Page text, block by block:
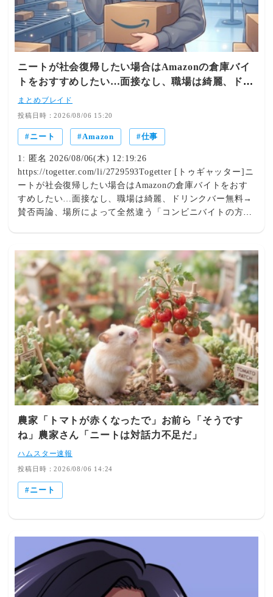
なの反応＞「面接は普通にあるし、ドリンクバー無料なん
てポスト主の働いた倉庫のみでしょう それにノルマ設定
があって、達成出来ないと2週間で首にされる それが
Amazon倉庫」「うちの地元のAmazon倉庫は多分無料ドリ
ンクバー無かった！でもウォーターサーバーは倉庫内の至
る所にあるし、食堂は安くて美味しいし、最初以外は人と
会話しなくて良いし、トイレも休憩室も清潔で無料ナプキ
ンも置いてあって環境は最高だったな」「これおすすめ
大学生の時やってたけど空調を始めとする設備がいい ド
リンクバーは場所による難点は・セールの時限定の短期が
多いから長期的に働くのは難しい・汗臭いジジイがいる・
宗教勧誘してくるやつがいる・既婚者子持ちの管理職と不
倫しかける大学生がいる」「まあ、あれ一回経験したら
コンビニバイトの方が倍は楽だと気付く」「Amazon、体
力的に結構しんどかったけどお金が貰える無料のジムって
思うようになってから毎日楽しかった。基本ひとり作業だ
🙆‍♀️」
ニートが社会復帰したい場合はAmazonの倉庫バイ
トをおすすめしたい…面接なし、職場は綺麗、ドリ
ンクバー無料→賛否両論、場所によって全然違う
「コンビニ...
まとめブレイド
投稿日時：2026/08/06 15:20
ニート Amazon 仕事
1: 匿名 2026/08/06(木) 12:19:26
https://togetter.com/li/2729593Togetter [トゥギャッター]ニ
ートが社会復帰したい場合はAmazonの倉庫バイトをおす
すめしたい…面接なし、職場は綺麗、ドリンクバー無料→
賛否両論、場所によって全然違う「コンビニバイトの方が
は綺麗でドリンクバー付いてるし日系企業みたいな理不尽
なことがなく居心地がよい ドリンクバーが無料という大
事な情報を書き忘れてた 反応見てる感じ倉庫によって当
たり外れがあるっぽい？ 生産性は確かに計測されてるけ
どあんまり気にしたことない このまえ「作業めちゃくち
ゃ速いけど少しミスが多いからもう少しゆっくりやってい
いです。いつも頑張ってくれてありがとうございます」っ
て言われたけど、それぐらいのことしか言われない＜みん
なの反応＞「面接は普通にあるし、ドリンクバー無料なん
てポスト主の働いた倉庫のみでしょう それにノルマ設定
があって、達成出来ないと2週間で首にされる それが
Amazon倉庫」「うちの地元のAmazon倉庫は多分無料ドリ
ンクバー無かった！でもウォーターサーバーは倉庫内の至
る所にあるし、食堂は安くて美味しいし、最初以外は人と
会話しなくて良いし、トイレも休憩室も清潔で無料ナプキ
ンも置いてあって環境は最高だったな」「これおすすめ
大学生の時やってたけど空調を始めとする設備がいい ド
リンクバーは場所による難点は・セールの時限定の短期が
多いから長期的に働くのは難しい・汗臭いジジイがいる・
倫しかける大学生がいる」「まあ、あれ一回経験したら
コンビニバイトの方が倍は楽だと気付く」「Amazon、体
力的に結構しんどかったけどお金が貰える無料のジムって
思うようになってから毎日楽しかった。基本ひとり作業だ
から人間関係問題ないし、倉庫がすごい綺麗だし良かった
🙆‍♀️」
農家「トマトが赤くなったで」お前ら「そうです
ね」農家さん「ニートは対話力不足だ」
ハムスター速報
投稿日時：2026/08/06 14:24
ニート